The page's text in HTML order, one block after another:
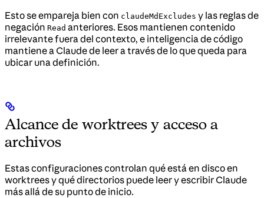
Esto se empareja bien con claudeMdExcludes y las reglas de
negación Read anteriores. Esos mantienen contenido
irrelevante fuera del contexto, e inteligencia de código
mantiene a Claude de leer a través de lo que queda para
ubicar una definición.
Alcance de worktrees y acceso a
archivos
Estas configuraciones controlan qué está en disco en
worktrees y qué directorios puede leer y escribir Claude
más allá de su punto de inicio.